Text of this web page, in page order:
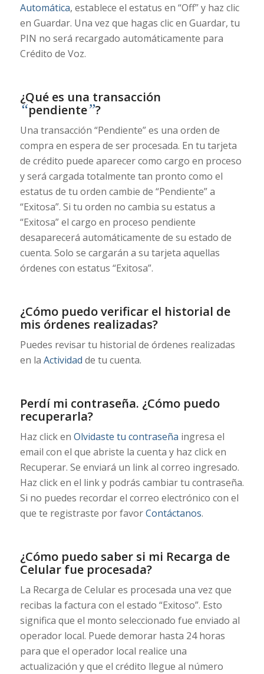
Automática, establece el estatus en “Off” y haz clic
en Guardar. Una vez que hagas clic en Guardar, tu
PIN no será recargado automáticamente para
Crédito de Voz.
¿Qué es una transacción
“pendiente”?
Una transacción “Pendiente” es una orden de
compra en espera de ser procesada. En tu tarjeta
de crédito puede aparecer como cargo en proceso
y será cargada totalmente tan pronto como el
estatus de tu orden cambie de “Pendiente” a
“Exitosa”. Si tu orden no cambia su estatus a
“Exitosa” el cargo en proceso pendiente
desaparecerá automáticamente de su estado de
cuenta. Solo se cargarán a su tarjeta aquellas
órdenes con estatus “Exitosa”.
¿Cómo puedo verificar el historial de
mis órdenes realizadas?
Puedes revisar tu historial de órdenes realizadas
en la Actividad de tu cuenta.
Perdí mi contraseña. ¿Cómo puedo
recuperarla?
Haz click en Olvidaste tu contraseña ingresa el
email con el que abriste la cuenta y haz click en
Recuperar. Se enviará un link al correo ingresado.
Haz click en el link y podrás cambiar tu contraseña.
Si no puedes recordar el correo electrónico con el
que te registraste por favorContáctanos.
¿Cómo puedo saber si mi Recarga de
Celular fue procesada?
La Recarga de Celular es procesada una vez que
recibas la factura con el estado “Exitoso”. Esto
significa que el monto seleccionado fue enviado al
operador local. Puede demorar hasta 24 horas
para que el operador local realice una
actualización y que el crédito llegue al número